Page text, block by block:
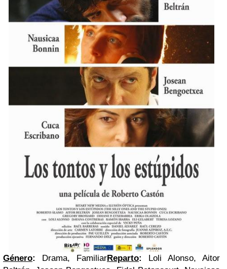
Género: Drama, FamiliarReparto:
Loli Alonso, Aitor